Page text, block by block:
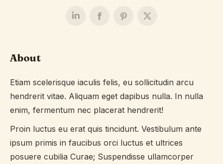
About
Etiam scelerisque iaculis felis, eu sollicitudin arcu
hendrerit vitae. Aliquam eget dapibus nulla. In nulla
enim, fermentum nec placerat hendrerit!
Proin luctus eu erat quis tincidunt. Vestibulum ante
ipsum primis in faucibus orci luctus et ultrices
posuere cubilia Curae; Suspendisse ullamcorper